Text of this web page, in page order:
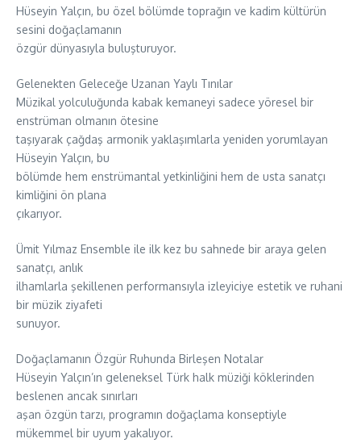
Hüseyin Yalçın, bu özel bölümde toprağın ve kadim kültürün
sesini doğaçlamanın
özgür dünyasıyla buluşturuyor.
Gelenekten Geleceğe Uzanan Yaylı Tınılar
Müzikal yolculuğunda kabak kemaneyi sadece yöresel bir
enstrüman olmanın ötesine
taşıyarak çağdaş armonik yaklaşımlarla yeniden yorumlayan
Hüseyin Yalçın, bu
bölümde hem enstrümantal yetkinliğini hem de usta sanatçı
kimliğini ön plana
çıkarıyor.
Ümit Yılmaz Ensemble ile ilk kez bu sahnede bir araya gelen
sanatçı, anlık
ilhamlarla şekillenen performansıyla izleyiciye estetik ve ruhani
bir müzik ziyafeti
sunuyor.
Doğaçlamanın Özgür Ruhunda Birleşen Notalar
Hüseyin Yalçın’ın geleneksel Türk halk müziği köklerinden
beslenen ancak sınırları
aşan özgün tarzı, programın doğaçlama konseptiyle
mükemmel bir uyum yakalıyor.